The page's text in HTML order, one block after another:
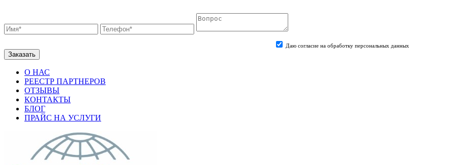
Даю согласие на обработку персональных данных
О НАС
РЕЕСТР ПАРТНЕРОВ
ОТЗЫВЫ
КОНТАКТЫ
БЛОГ
ПРАЙС НА УСЛУГИ